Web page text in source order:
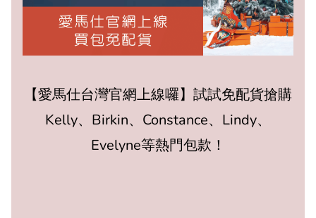
【愛馬仕台灣官網上線囉】試試免配貨搶購
Kelly、Birkin、Constance、Lindy、
Evelyne等熱門包款！